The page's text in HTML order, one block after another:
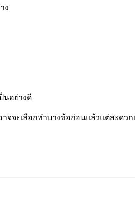
ง
นอย่างดี
จะเลือกทำบางข้อก่อนแล้วแต่สะดว